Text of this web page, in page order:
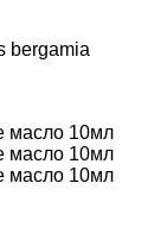
bergamia